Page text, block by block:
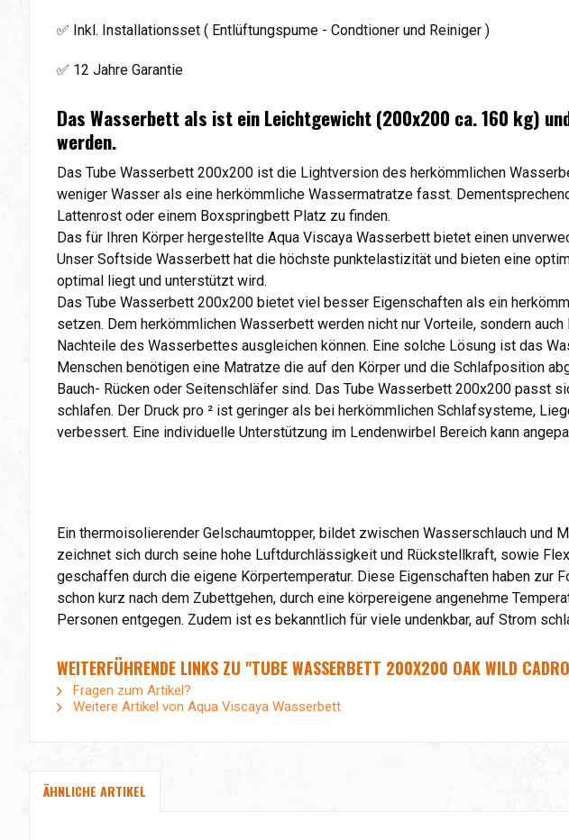
✅ Inkl. Installationsset ( Entlüftungspume - Condtioner und Reiniger )
✅ 12 Jahre Garantie
Das Wasserbett als ist ein Leichtgewicht (200x200 ca. 160 kg)
werden.
Das Tube Wasserbett 200x200 ist die Lightversion des herkömmlichen
weniger Wasser als eine herkömmliche Wassermatratze fasst.
Lattenrost oder einem Boxspringbett Platz zu finden.
Das für Ihren Körper hergestellte Aqua Viscaya Wasserbett bietet einen
Unser Softside Wasserbett hat die höchste punktelastizität und bieten eine
optimal liegt und unterstützt wird.
Das Tube Wasserbett 200x200 bietet viel besser Eigenschaften als ein
setzen. Dem herkömmlichen Wasserbett werden nicht nur Vorteile, sondern
Nachteile des Wasserbettes ausgleichen können. Eine solche Lösung ist das
Menschen benötigen eine Matratze die auf den Körper und die Schlafposition
Bauch- Rücken oder Seitenschläfer sind. Das Tube Wasserbett 200x200 passt
schlafen. Der Druck pro ² ist geringer als bei herkömmlichen Schlafsysteme,
verbessert. Eine individuelle Unterstützung im Lendenwirbel Bereich kann
Ein thermoisolierender Gelschaumtopper, bildet zwischen Wasserschlauch
zeichnet sich durch seine hohe Luftdurchlässigkeit und Rückstellkraft, sowie
geschaffen durch die eigene Körpertemperatur. Diese Eigenschaften haben
schon kurz nach dem Zubettgehen, durch eine körpereigene angenehme
Personen entgegen. Zudem ist es bekanntlich für viele undenkbar, auf Strom
WEITERFÜHRENDE LINKS ZU "TUBE WASSERBETT 200X200 OAK WILD
Fragen zum Artikel?
Weitere Artikel von Aqua Viscaya Wasserbett
ÄHNLICHE ARTIKEL